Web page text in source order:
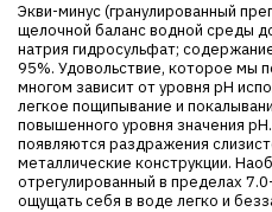
Экви-минус (гранулированный
щелочной баланс водной среды
натрия гидросульфат;
95%. Удовольствие, которое мы
многом зависит от уровня рН
легкое пощипывание и
повышенного уровня значения
появляются раздражения
металлические конструкции.
отрегулированный в пределах
ощущать себя в воде легко и